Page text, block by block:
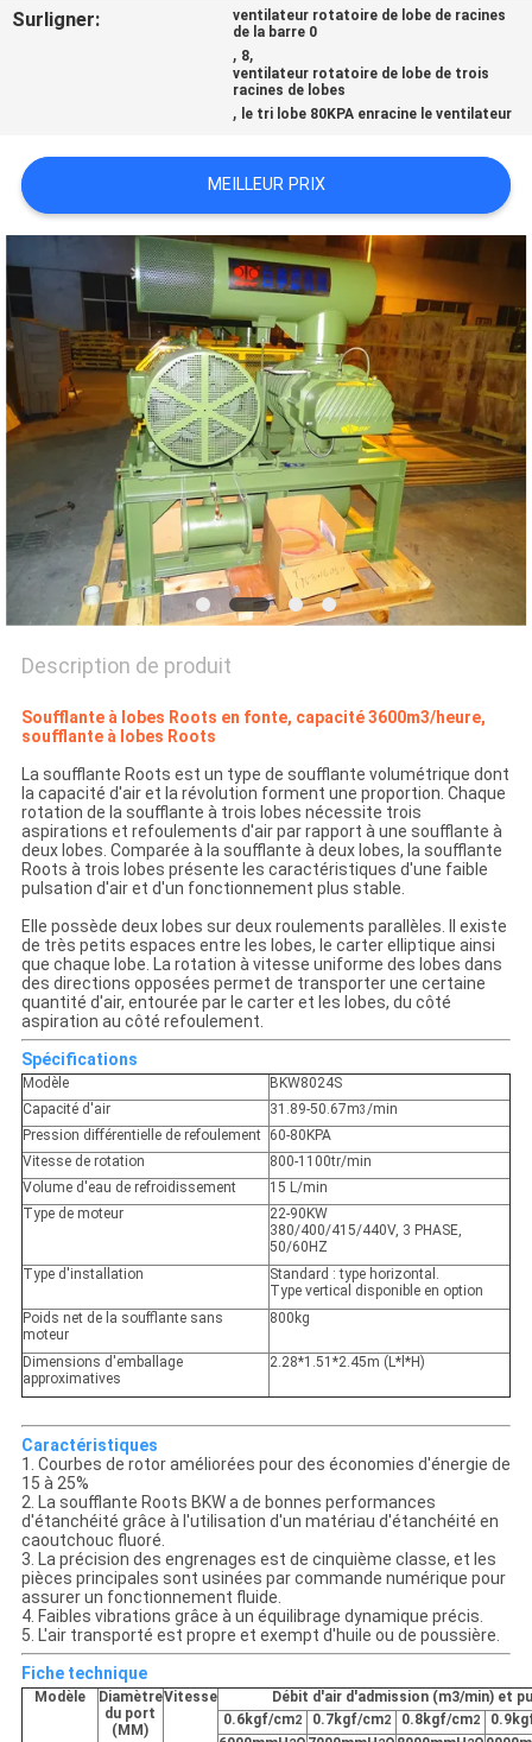
DEMANDEZ
COMPANY
NEWS
PLAN
DU
SITE
PRIVACY
POLICY
Surligner:
ventilateur rotatoire de lobe de racines
de la barre 0
, 8,
ventilateur rotatoire de lobe de trois
racines de lobes
, le tri lobe 80KPA enracine le ventilateur
MEILLEUR PRIX
Description de produit
Soufflante à lobes Roots en fonte, capacité 3600m3/heure,
soufflante à lobes Roots
La soufflante Roots est un type de soufflante volumétrique dont
la capacité d'air et la révolution forment une proportion. Chaque
rotation de la soufflante à trois lobes nécessite trois
aspirations et refoulements d'air par rapport à une soufflante à
deux lobes. Comparée à la soufflante à deux lobes, la soufflante
Roots à trois lobes présente les caractéristiques d'une faible
pulsation d'air et d'un fonctionnement plus stable.
Elle possède deux lobes sur deux roulements parallèles. Il existe
de très petits espaces entre les lobes, le carter elliptique ainsi
que chaque lobe. La rotation à vitesse uniforme des lobes dans
des directions opposées permet de transporter une certaine
quantité d'air, entourée par le carter et les lobes, du côté
aspiration au côté refoulement.
Spécifications
Modèle
BKW8024S
Capacité d'air
31.89-50.67m3/min
Pression différentielle de refoulement 60-80KPA
Vitesse de rotation
800-1100tr/min
Volume d'eau de refroidissement
15 L/min
Type de moteur
22-90KW
380/400/415/440V, 3 PHASE,
50/60HZ
Type d'installation
Standard : type horizontal.
Type vertical disponible en option
Poids net de la soufflante sans
moteur
800kg
Dimensions d'emballage
approximatives
2.28*1.51*2.45m (L*l*H)
Caractéristiques
1. Courbes de rotor améliorées pour des économies d'énergie de
15 à 25%
2. La soufflante Roots BKW a de bonnes performances
d'étanchéité grâce à l'utilisation d'un matériau d'étanchéité en
caoutchouc fluoré.
3. La précision des engrenages est de cinquième classe, et les
pièces principales sont usinées par commande numérique pour
assurer un fonctionnement fluide.
4. Faibles vibrations grâce à un équilibrage dynamique précis.
5. L'air transporté est propre et exempt d'huile ou de poussière.
Fiche technique
Modèle
Diamètre
du port
(MM)
Vitesse
Débit d'air d'admission (m3/min) et
0.6kgf/cm2 0.7kgf/cm2 0.8kgf/cm2